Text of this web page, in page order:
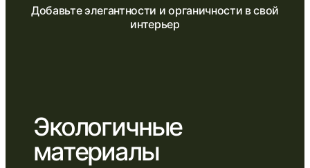
Добавьте элегантности и органичности в свой
интерьер
Экологичные
материалы